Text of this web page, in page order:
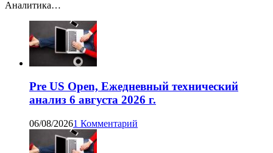
Аналитика…
Pre US Open, Ежедневный технический
анализ 6 августа 2026 г.
06/08/20261 Комментарий